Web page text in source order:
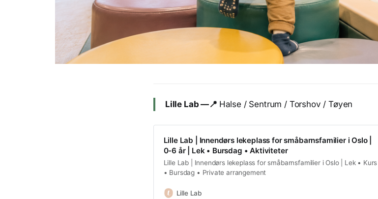
Lille Lab —📍 Halse / Sentrum / Torshov / Tøyen
Lille Lab | Innendørs lekeplass for småbarnsfamilier i Oslo |
0-6 år | Lek • Bursdag • Aktiviteter
Lille Lab | Innendørs lekeplass for småbarnsfamilier i Oslo | Lek • Kurs
• Bursdag • Private arrangement
Lille Lab